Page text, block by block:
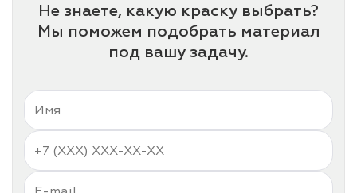
Не знаете, какую краску выбрать?
Мы поможем подобрать материал
под вашу задачу.